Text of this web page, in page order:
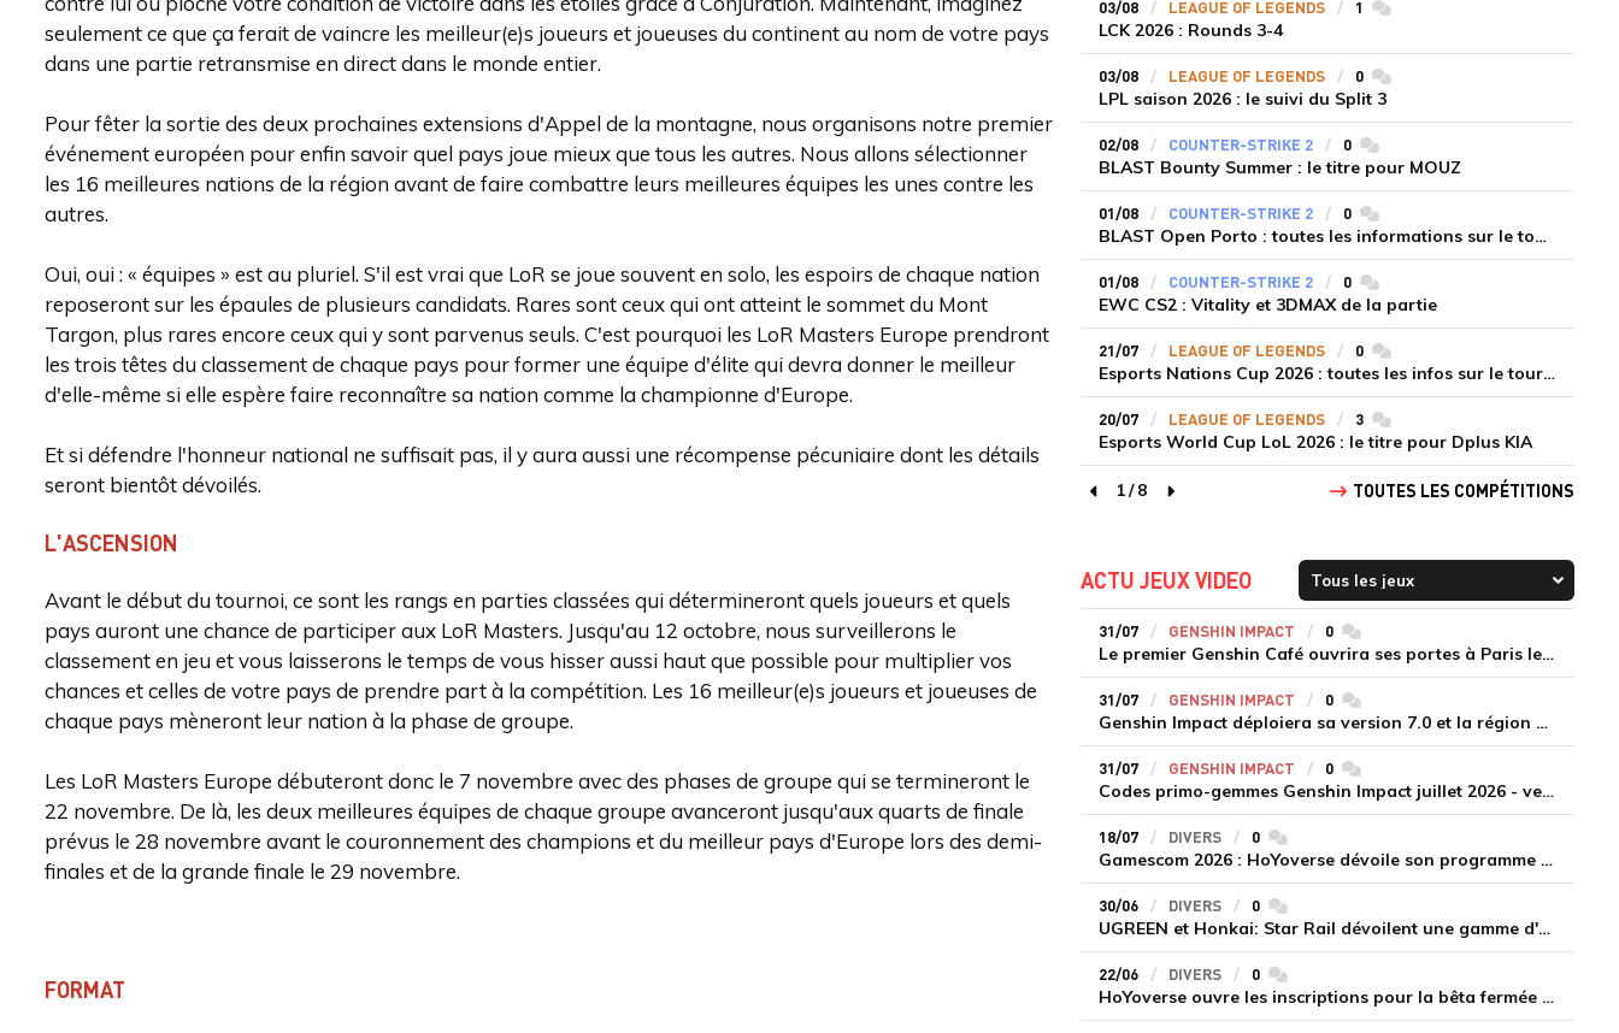
seulement ce que ça ferait de vaincre les meilleur(e)s joueurs et joueuses du continent au nom de votre pays
dans une partie retransmise en direct dans le monde entier.
Pour fêter la sortie des deux prochaines extensions d'Appel de la montagne, nous organisons notre premier
événement européen pour enfin savoir quel pays joue mieux que tous les autres. Nous allons sélectionner
les 16 meilleures nations de la région avant de faire combattre leurs meilleures équipes les unes contre les
autres.
Oui, oui : « équipes » est au pluriel. S'il est vrai que LoR se joue souvent en solo, les espoirs de chaque nation
reposeront sur les épaules de plusieurs candidats. Rares sont ceux qui ont atteint le sommet du Mont
Targon, plus rares encore ceux qui y sont parvenus seuls. C'est pourquoi les LoR Masters Europe prendront
les trois têtes du classement de chaque pays pour former une équipe d'élite qui devra donner le meilleur
d'elle-même si elle espère faire reconnaître sa nation comme la championne d'Europe.
Et si défendre l'honneur national ne suffisait pas, il y aura aussi une récompense pécuniaire dont les détails
seront bientôt dévoilés.
L'ASCENSION
Avant le début du tournoi, ce sont les rangs en parties classées qui détermineront quels joueurs et quels
pays auront une chance de participer aux LoR Masters. Jusqu'au 12 octobre, nous surveillerons le
classement en jeu et vous laisserons le temps de vous hisser aussi haut que possible pour multiplier vos
chances et celles de votre pays de prendre part à la compétition. Les 16 meilleur(e)s joueurs et joueuses de
chaque pays mèneront leur nation à la phase de groupe.
Les LoR Masters Europe débuteront donc le 7 novembre avec des phases de groupe qui se termineront le
22 novembre. De là, les deux meilleures équipes de chaque groupe avanceront jusqu'aux quarts de finale
prévus le 28 novembre avant le couronnement des champions et du meilleur pays d'Europe lors des demi-
finales et de la grande finale le 29 novembre.
FORMAT
03/08 LEAGUE OF LEGENDS 1 commentaires
LCK 2026 : Rounds 3-4
03/08 LEAGUE OF LEGENDS 0commentaires
LPL saison 2026 : le suivi du Split 3
02/08 COUNTER-STRIKE 2 0commentaires
BLAST Bounty Summer : le titre pour MOUZ
01/08 COUNTER-STRIKE 2 0commentaires
BLAST Open Porto : toutes les informations sur le tournoi
01/08 COUNTER-STRIKE 2 0commentaires
EWC CS2 : Vitality et 3DMAX de la partie
21/07 LEAGUE OF LEGENDS 0commentaires
Esports Nations Cup 2026 : toutes les infos sur le tournoi
20/07 LEAGUE OF LEGENDS 3commentaires
Esports World Cup LoL 2026 : le titre pour Dplus KIA
page précédente
1/8
page suivante
TOUTES LES COMPÉTITIONS
ACTU JEUX VIDEO
31/07 GENSHIN IMPACT 0commentaires
Le premier Genshin Café ouvrira ses portes à Paris le 14 août
31/07 GENSHIN IMPACT 0commentaires
Genshin Impact déploiera sa version 7.0 et la région de Snezhnaya le 12 août
31/07 GENSHIN IMPACT 0commentaires
Codes primo-gemmes Genshin Impact juillet 2026 - version 7.0
18/07 DIVERS 0commentaires
Gamescom 2026 : HoYoverse dévoile son programme et présente deux nouveaux jeux inédits
30/06 DIVERS 0commentaires
UGREEN et Honkai: Star Rail dévoilent une gamme d'accessoires de recharge en édition limitée
22/06 DIVERS 0commentaires
HoYoverse ouvre les inscriptions pour la bêta fermée de Honkai : Nexus Anima